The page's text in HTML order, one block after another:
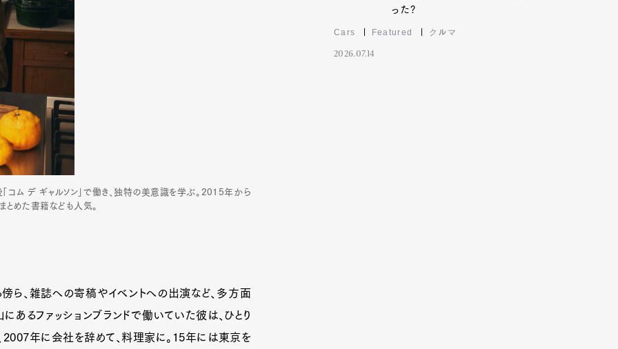
ム デ ギャルソン」で働き、独特の美意識を学ぶ。2015年から
めた書籍なども人気。
ら、雑誌への寄稿やイベントへの出演など、多方面
あるファッションブランドで働いていた彼は、ひとり
2007年に会社を辞めて、料理家に。15年には東京を
った?
Cars Featured クルマ
2026.07.14